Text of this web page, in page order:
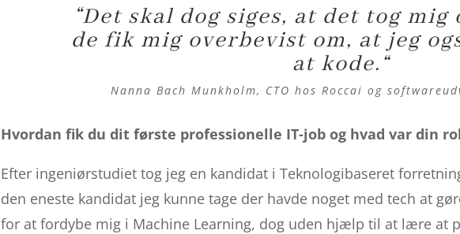
“Det skal dog siges, at det tog
de fik mig overbevist om, at jeg
at kode. “
Nanna Bach Munkholm, CTO hos Roccai og
Hvordan fik du dit første professionelle IT-job og hvad var din
Efter ingeniørstudiet tog jeg en kandidat i Teknologibaseret
den eneste kandidat jeg kunne tage der havde noget med tech at
for at fordybe mig i Machine Learning, dog uden hjælp til at lære at